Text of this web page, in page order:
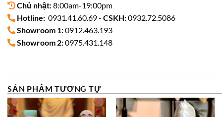
Chủ nhật:8:00am-19:00pm
Hotline: 0931.41.60.69 - CSKH:0932.72.5086
Showroom 1:0912.463.193
Showroom 2:0975.431.148
SẢN PHẨM TƯƠNG TỰ